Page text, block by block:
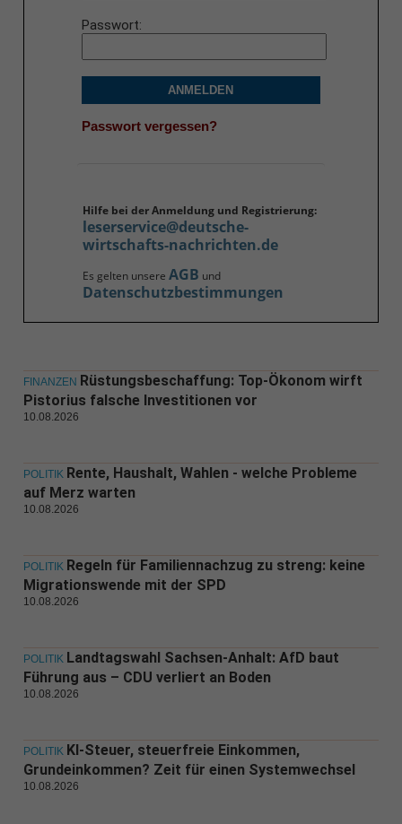
Passwort
ANMELDEN
Passwort vergessen?
Hilfe bei der Anmeldung und Registrierung:
leserservice@deutsche-
wirtschafts-nachrichten.de
Es gelten unsere AGB und
Datenschutzbestimmungen
FINANZEN Rüstungsbeschaffung: Top-Ökonom wirft
Pistorius falsche Investitionen vor
10.08.2026
POLITIK Rente, Haushalt, Wahlen - welche Probleme
auf Merz warten
10.08.2026
POLITIK Regeln für Familiennachzug zu streng: keine
Migrationswende mit der SPD
10.08.2026
POLITIK Landtagswahl Sachsen-Anhalt: AfD baut
Führung aus – CDU verliert an Boden
10.08.2026
POLITIK KI-Steuer, steuerfreie Einkommen,
Grundeinkommen? Zeit für einen Systemwechsel
10.08.2026